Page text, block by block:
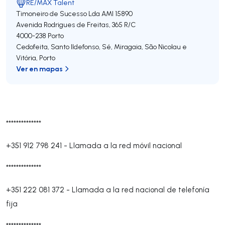
**************
+351 912 798 241 - Llamada a la red móvil nacional
**************
+351 222 081 372 - Llamada a la red nacional de telefonía
fija
RE/MAX Talent
Timoneiro de Sucesso Lda AMI 15890
Avenida Rodrigues de Freitas, 365 R/C
4000-238 Porto
Cedofeita, Santo Ildefonso, Sé, Miragaia, São Nicolau e
Vitória, Porto
Ver en mapas